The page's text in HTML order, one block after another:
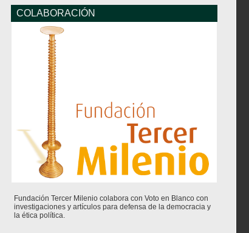
COLABORACIÓN
Fundación Tercer Milenio colabora con Voto en Blanco con
investigaciones y artículos para defensa de la democracia y
la ética política.